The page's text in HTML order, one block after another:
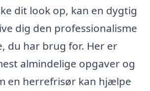
dit look op, kan en dygtig
dig den professionalisme
du har brug for. Her er
almindelige opgaver og
en herrefrisør kan hjælpe